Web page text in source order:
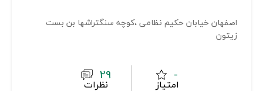
اصفهان خیابان حکیم نظامی ،کوچه سنگتراشها بن بست
زیتون
-
امتیاز
29
نظرات